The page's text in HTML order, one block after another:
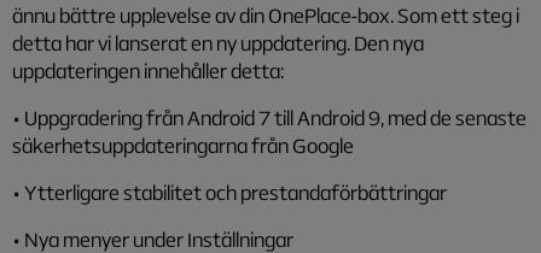
ännu bättre upplevelse av din OnePlace-box. Som ett steg i
detta har vi lanserat en ny uppdatering. Den nya
uppdateringen innehåller detta:
• Uppgradering från Android 7 till Android 9, med de senaste
säkerhetsuppdateringarna från Google
• Ytterligare stabilitet och prestandaförbättringar
• Nya menyer under Inställningar